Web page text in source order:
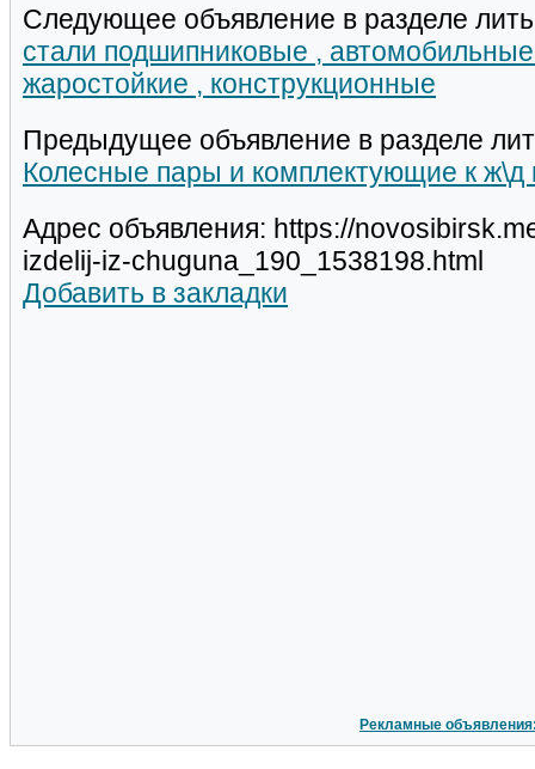
Следующее объявление в разделе
стали подшипниковые ,
жаростойкие , конструкционные
Предыдущее объявление в разделе
Колесные пары и комплектующие к ж\д
Адрес объявления: https://
izdelij-iz-chuguna_190_1538198.html
Добавить в закладки
Рекламные